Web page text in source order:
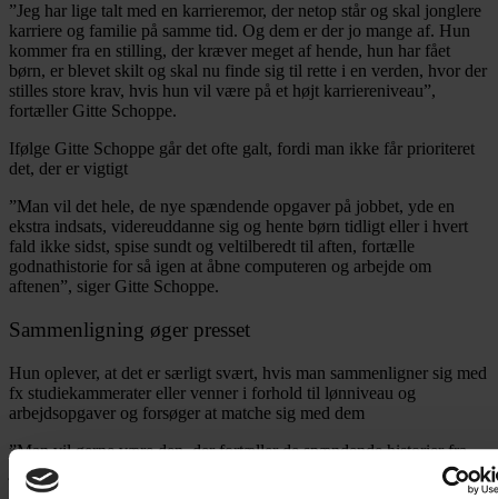
”Jeg har lige talt med en karrieremor, der netop står og skal jonglere
karriere og familie på samme tid. Og dem er der jo mange af. Hun
kommer fra en stilling, der kræver meget af hende, hun har fået
børn, er blevet skilt og skal nu finde sig til rette i en verden, hvor der
stilles store krav, hvis hun vil være på et højt karriereniveau”,
fortæller Gitte Schoppe.
Ifølge Gitte Schoppe går det ofte galt, fordi man ikke får prioriteret
det, der er vigtigt
”Man vil det hele, de nye spændende opgaver på jobbet, yde en
ekstra indsats, videreuddanne sig og hente børn tidligt eller i hvert
fald ikke sidst, spise sundt og veltilberedt til aften, fortælle
godnathistorie for så igen at åbne computeren og arbejde om
aftenen”, siger Gitte Schoppe.
Sammenligning øger presset
Hun oplever, at det er særligt svært, hvis man sammenligner sig med
fx studiekammerater eller venner i forhold til lønniveau og
arbejdsopgaver og forsøger at matche sig med dem
”Man vil gerne være den, der fortæller de spændende historier fra
job, men også den, der har bygget det nye hus og har de fede
udlandsrejser. Man vil både karriere og familie, men kan i bund og